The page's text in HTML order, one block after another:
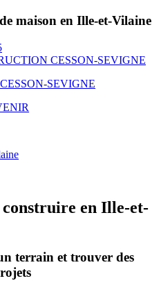
maison en Ille-et-Vilaine
SEVIGNE
en Ille-et-
terrain et trouver des